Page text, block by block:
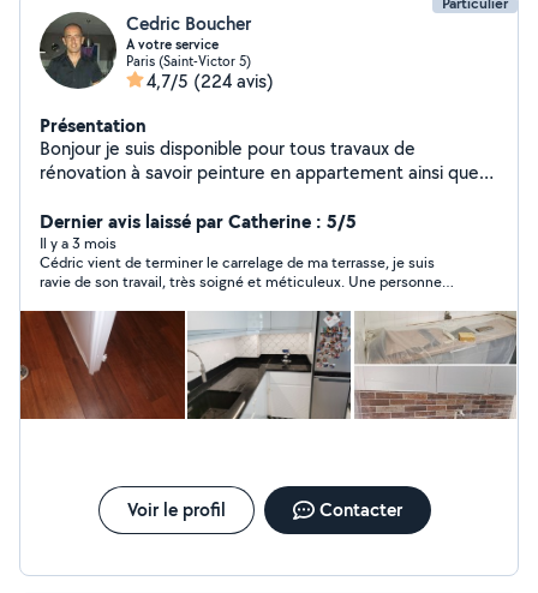
Cedric Boucher
A votre service
Paris (Saint-Victor 5)
4,7/5 (224 avis)
Présentation
Bonjour je suis disponible pour tous travaux de
rénovation à savoir peinture en appartement ainsi que
bricoles également. Remise en état de salle de bain ou
cuisine. j'attend vos propositions avec grand plaisir
bonne journée à vous ;) n'hésitez pas a me contacter
téléphoniquement car il se peut que votre demande
soit hors de ma zone
Dernier avis laissé par Catherine : 5/5
Il y a 3 mois
Cédric vient de terminer le carrelage de ma terrasse, je suis
ravie de son travail, très soigné et méticuleux. Une personne
lui si j’ai de nouveau besoin.
Voir le profil Contacter